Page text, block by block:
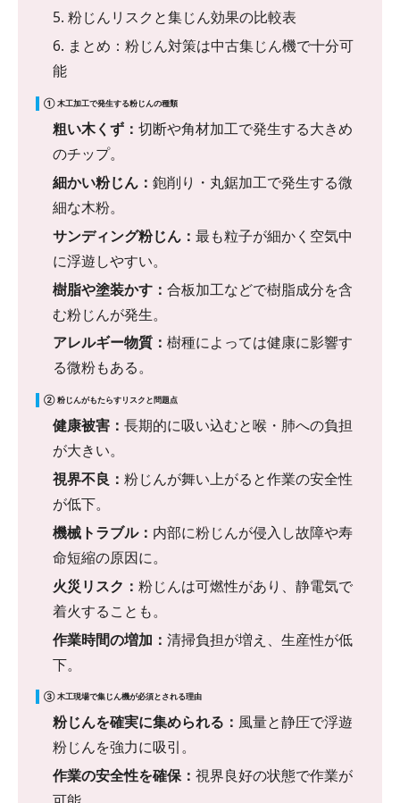
5. 粉じんリスクと集じん効果の比較表
6. まとめ：粉じん対策は中古集じん機で十分可
能
① 木工加工で発生する粉じんの種類
粗い木くず： 切断や角材加工で発生する大きめ
のチップ。
細かい粉じん： 鉋削り・丸鋸加工で発生する微
細な木粉。
サンディング粉じん： 最も粒子が細かく空気中
に浮遊しやすい。
樹脂や塗装かす： 合板加工などで樹脂成分を含
む粉じんが発生。
アレルギー物質： 樹種によっては健康に影響す
る微粉もある。
② 粉じんがもたらすリスクと問題点
健康被害： 長期的に吸い込むと喉・肺への負担
が大きい。
視界不良： 粉じんが舞い上がると作業の安全性
が低下。
機械トラブル： 内部に粉じんが侵入し故障や寿
命短縮の原因に。
火災リスク： 粉じんは可燃性があり、静電気で
着火することも。
作業時間の増加： 清掃負担が増え、生産性が低
下。
③ 木工現場で集じん機が必須とされる理由
粉じんを確実に集められる： 風量と静圧で浮遊
粉じんを強力に吸引。
作業の安全性を確保： 視界良好の状態で作業が